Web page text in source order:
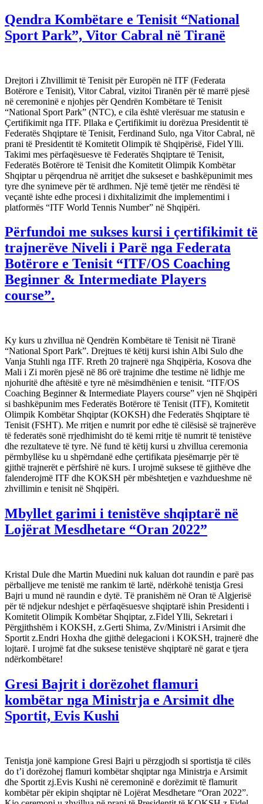
Qendra Kombëtare e Tenisit “National
Sport Park”, Vitor Cabral në Tiranë
Drejtori i Zhvillimit të Tenisit për Europën në ITF (Federata
Botërore e Tenisit), Vitor Cabral, vizitoi Tiranën për të marrë pjesë
në ceremoninë e njohjes për Qendrën Kombëtare të Tenisit
“National Sport Park” (NTC), e cila është vlerësuar me statusin e
Çertifikimit nga ITF. Pllaka e Çertifikimit iu dorëzua Presidentit të
Federatës Shqiptare të Tenisit, Ferdinand Sulo, nga Vitor Cabral, në
prani të Presidentit të Komitetit Olimpik të Shqipërisë, Fidel Ylli.
Takimi mes përfaqësuesve të Federatës Shqiptare të Tenisit,
Federatës Botërore të Tenisit dhe Komitetit Olimpik Kombëtar
Shqiptar u përqendrua në arritjet dhe sukseset e bashkëpunimit mes
tyre dhe synimeve për të ardhmen. Një temë tjetër me rëndësi të
veçantë ishte edhe procesi i dixhitalizimit dhe implementimi i
platformës “ITF World Tennis Number” në Shqipëri.
Përfundoi me sukses kursi i çertifikimit të
trajnerëve Niveli i Parë nga Federata
Botërore e Tenisit “ITF/OS Coaching
Beginner & Intermediate Players
course”.
Ky kurs u zhvillua në Qendrën Kombëtare të Tenisit në Tiranë
“National Sport Park”. Drejtues të këtij kursi ishin Albi Sulo dhe
Vanja Stuhli nga ITF. Rreth 20 trajnerë nga Shqipëria, Kosova dhe
Mali i Zi morën pjesë në 86 orë trajnime dhe testime në lidhje me
njohuritë dhe aftësitë e tyre në mësimdhënien e tenisit. “ITF/OS
Coaching Beginner & Intermediate Players course” vjen në Shqipëri
si bashkëpunim mes Federatës Botërore të Tenisit (ITF), Komitetit
Olimpik Kombëtar Shqiptar (KOKSH) dhe Federatës Shqiptare të
Tenisit (FSHT). Me rritjen e numrit por edhe të cilësisë së trajnerëve
të federatës sonë rrjedhimisht do të kemi rritje të numrit të tenistëve
dhe rezultateve të tyre. Në fund të këtij kursi u zhvillua ceremonia
përmbyllëse ku u shpërndanë edhe çertifikata pjesëmarrje për të
gjithë trajnerët e përfshirë në kurs. I urojmë suksese të gjithëve dhe
falenderojmë ITF dhe KOKSH për mbështetjen e vazhdueshme në
zhvillimin e tenisit në Shqipëri.
Mbyllet garimi i tenistëve shqiptarë në
Lojërat Mesdhetare “Oran 2022”
Kristal Dule dhe Martin Muedini nuk kaluan dot raundin e parë pas
përballjeve me tenistë me rankim të lartë, ndërkohë tenistja Gresi
Bajri u mund në raundin e dytë. Të pranishëm në Oran të Algjerisë
për të ndjekur ndeshjet e përfaqësuesve shqiptarë ishin Presidenti i
Komitetit Olimpik Kombëtar Shqiptar, z.Fidel Ylli, Sekretari i
Përgjithshëm i KOKSH, z.Gerti Shima, Zv/Ministri i Arsimit dhe
Sportit z.Endri Hoxha dhe gjithë delegacioni i KOKSH, trajnerë dhe
lojtarë. I urojmë fat dhe suksese tenistëve shqiptarë në garat e tjera
ndërkombëtare!
Gresi Bajrit i dorëzohet flamuri
kombëtar nga Ministrja e Arsimit dhe
Sportit, Evis Kushi
Tenistja jonë kampione Gresi Bajri u përzgjodh si sportistja të cilës
do t’i dorëzohej flamuri kombëtar shqiptar nga Ministrja e Arsimit
dhe Sportit zj.Evis Kushi në ceremoninë e dorëzimit të flamurit
kombëtar për ekipin shqiptar në Lojërat Mesdhetare “Oran 2022”.